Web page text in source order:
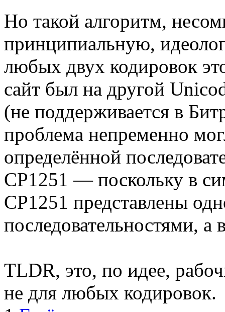
Но такой алгоритм,
принципиальную,
любых двух кодировок
сайт был на другой
(не поддерживается в
проблема непременно
определённой
CP1251 — поскольку в
CP1251 представлены
последовательностями,
TLDR, это, по идее,
не для любых кодировок.